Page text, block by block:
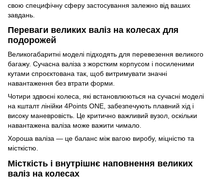
свою специфічну сферу застосування залежно від ваших
завдань.
Переваги великих валіз на колесах для
подорожей
Великогабаритні моделі підходять для перевезення великого
багажу. Сучасна валіза з жорстким корпусом і посиленими
кутами спроєктована так, щоб витримувати значні
навантаження без втрати форми.
Чотири здвоєні колеса, які встановлюються на сучасні моделі
на кшталт лінійки 4Points ONE, забезпечують плавний хід і
високу маневровість. Це критично важливий вузол, оскільки
навантажена валіза може важити чимало.
Хороша валіза — це баланс між вагою виробу, міцністю та
місткістю.
Місткість і внутрішнє наповнення великих
валіз на колесах